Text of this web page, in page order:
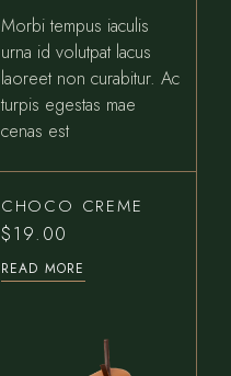
Morbi tempus iaculis
urna id volutpat lacus
laoreet non curabitur. Ac
turpis egestas mae
cenas est
CHOCO CREME
$19.00
READ MORE